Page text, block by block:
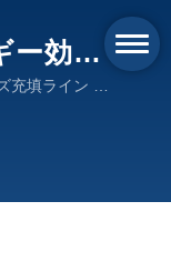
ング、
填ライン -